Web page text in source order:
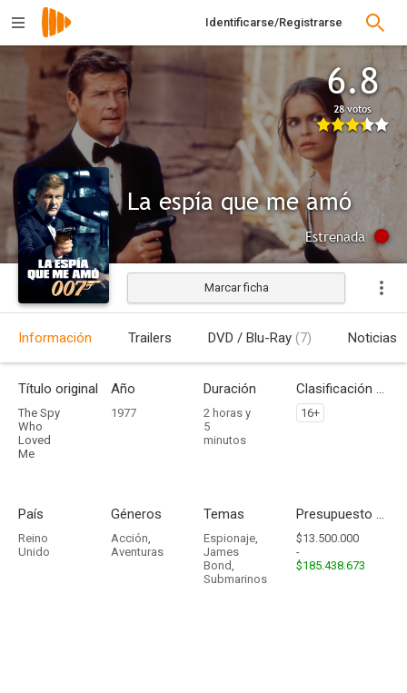
Identificarse/Registrarse
6.8
28 votos
La espía que me amó
Estrenada
Marcar ficha
Información Trailers DVD / Blu-Ray (7) Noticias
Título original
The Spy
Who
Loved
Me
Año
1977
Duración
2 horas y
5
minutos
Clasificación por edades
16+
País
Reino
Unido
Géneros
Acción,
Aventuras
Temas
Espionaje,
James
Bond,
Submarinos
Presupuesto - Ingresos
$13.500.000
-
$185.438.673